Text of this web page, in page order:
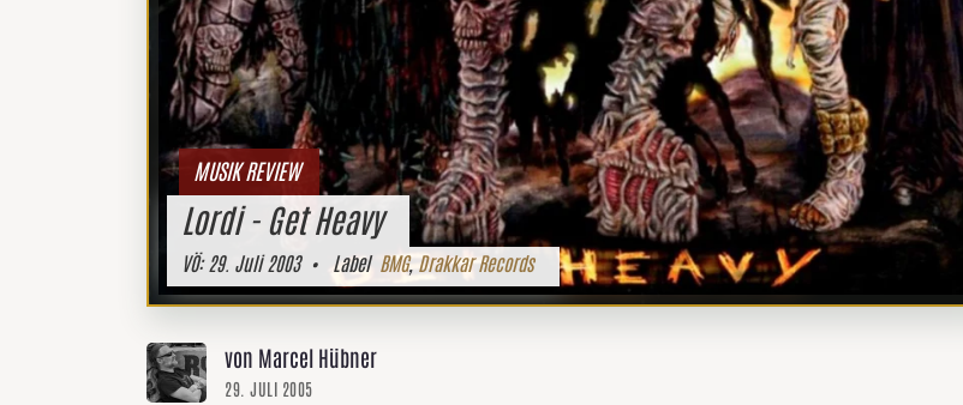
MUSIK REVIEW
Lordi - Get Heavy
VÖ:29. Juli 2003• Label BMG, Drakkar Records
von Marcel Hübner
29. JULI 2005